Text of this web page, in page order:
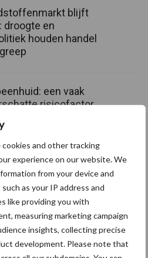
cookies and other tracking
experience on our website. We
from your device and
as your IP address and
like providing you with
measuring marketing campaign
insights, collecting precise
development. Please note that
blijft
droogte en
houden handel
een vaak
risicofactor
ziet volume en
groeien in
Nederlandse